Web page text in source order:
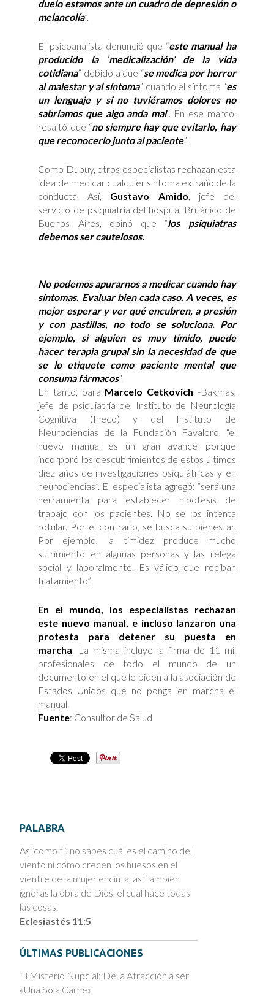
duelo estamos ante un cuadro de depresión o
melancolía”.
El psicoanalista denunció que “este manual ha
producido la ‘medicalización’ de la vida
cotidiana” debido a que “se medica por horror
al malestar y al síntoma” cuando el síntoma “es
un lenguaje y si no tuviéramos dolores no
sabríamos que algo anda mal”. En ese marco,
resaltó que “no siempre hay que evitarlo, hay
que reconocerlo junto al paciente”.
Como Dupuy, otros especialistas rechazan esta
idea de medicar cualquier síntoma extraño de la
conducta. Así, Gustavo Amido , jefe del
servicio de psiquiatría del hospital Británico de
Buenos Aires, opinó que “los psiquiatras
debemos ser cautelosos.
No podemos apurarnos a medicar cuando hay
síntomas. Evaluar bien cada caso. A veces, es
mejor esperar y ver qué encubren, a presión
y con pastillas, no todo se soluciona. Por
ejemplo, si alguien es muy tímido, puede
hacer terapia grupal sin la necesidad de que
se lo etiquete como paciente mental que
consuma fármacos”.
En tanto, para Marcelo Cetkovich -Bakmas,
jefe de psiquiatría del Instituto de Neurología
Cognitiva (Ineco) y del Instituto de
Neurociencias de la Fundación Favaloro, “el
nuevo manual es un gran avance porque
incorporó los descubrimientos de estos últimos
diez años de investigaciones psiquiátricas y en
neurociencias”. El especialista agregó: “será una
herramienta para establecer hipótesis de
trabajo con los pacientes. No se los intenta
rotular. Por el contrario, se busca su bienestar.
Por ejemplo, la timidez produce mucho
sufrimiento en algunas personas y las relega
social y laboralmente. Es válido que reciban
tratamiento”.
En el mundo, los especialistas rechazan
este nuevo manual, e incluso lanzaron una
protesta para detener su puesta en
marcha . La misma incluye la firma de 11 mil
profesionales de todo el mundo de un
documento en el que le piden a la asociación de
Estados Unidos que no ponga en marcha el
manual.
Fuente: Consultor de Salud
PALABRA
Así como tú no sabes cuál es el camino del
viento ni cómo crecen los huesos en el
vientre de la mujer encinta, así también
ignoras la obra de Dios, el cual hace todas
las cosas.
Eclesiastés 11:5
ÚLTIMAS PUBLICACIONES
El Misterio Nupcial: De la Atracción a ser
«Una Sola Carne»